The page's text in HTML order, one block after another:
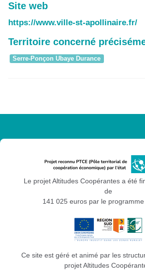
Site web
https://www.ville-st-apollinaire.fr/
Territoire concerné
Serre-Ponçon Ubaye Durance
Le projet Altitudes Coopérantes a été
de
141 025 euros par le programme
Ce site est géré et animé par les
projet Altitudes